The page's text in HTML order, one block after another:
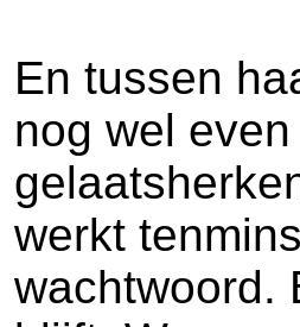
En tussen
nog wel
werkt
wachtwoord.